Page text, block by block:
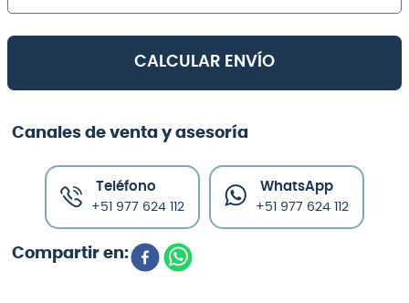
CALCULAR ENVÍO
Canales de venta y asesoría
Teléfono
+51 977 624 112
WhatsApp
+51 977 624 112